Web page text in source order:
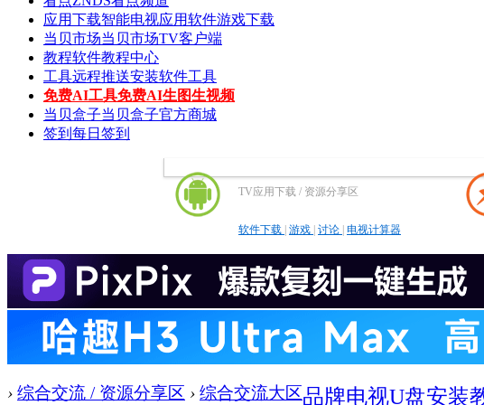
应用下载智能电视应用软件游戏下载
当贝市场当贝市场TV客户端
教程软件教程中心
工具远程推送安装软件工具
免费AI工具免费AI生图生视频
当贝盒子当贝盒子官方商城
签到 每日签到
TV应用下载 / 资源分享区
软件下载 | 游戏 | 讨论 | 电视计算器
› 综合交流 / 资源分享区 › 综合交流大区品牌电视U盘安装